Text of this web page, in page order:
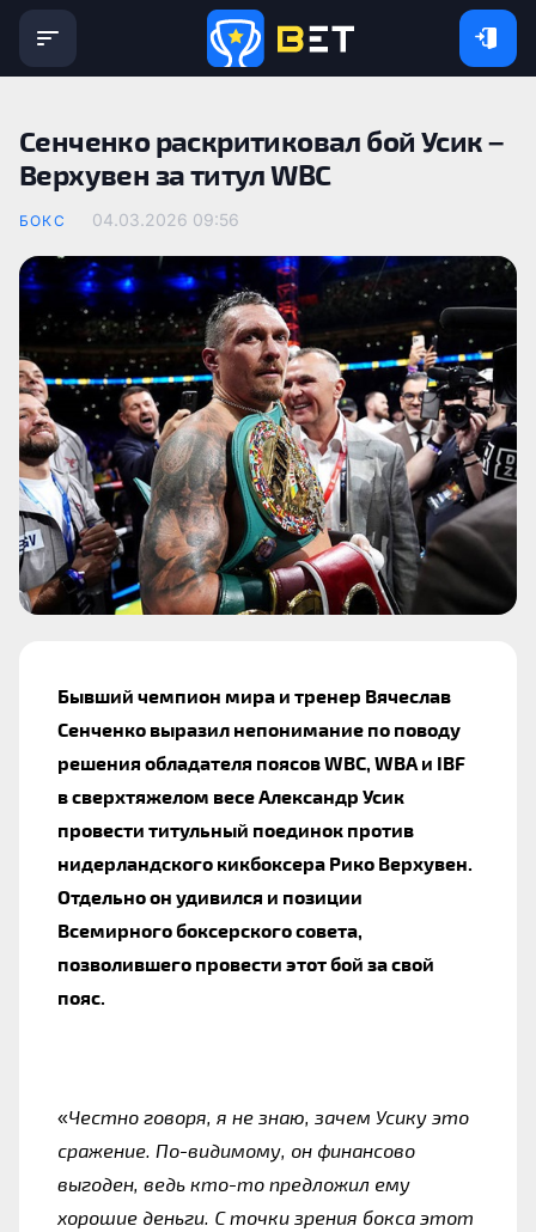
Сенченко раскритиковал бой Усик –
Верхувен за титул WBC
БОКС 04.03.2026 09:56
Бывший чемпион мира и тренер Вячеслав
Сенченко выразил непонимание по поводу
решения обладателя поясов WBC, WBA и IBF
в сверхтяжелом весе Александр Усик
провести титульный поединок против
нидерландского кикбоксера Рико Верхувен.
Отдельно он удивился и позиции
Всемирного боксерского совета,
позволившего провести этот бой за свой
пояс.
«Честно говоря, я не знаю, зачем Усику это
сражение. По-видимому, он финансово
выгоден, ведь кто-то предложил ему
хорошие деньги. С точки зрения бокса этот